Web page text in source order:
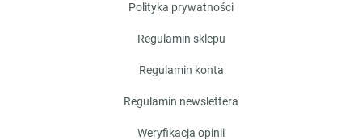
polityka prywatności
regulamin sklepu
regulamin konta
regulamin newslettera
weryfikacja opinii